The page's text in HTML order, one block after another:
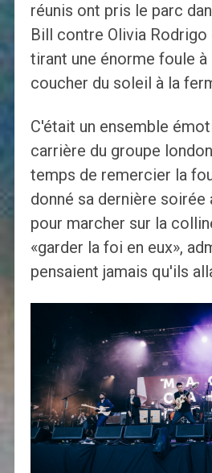
réunis ont pris le parc
Bill contre Olivia Rodrigo
tirant une énorme foule à
coucher du soleil à la
C'était un ensemble
carrière du groupe
temps de remercier la
donné sa dernière soirée
pour marcher sur la
«garder la foi en eux»,
pensaient jamais qu'ils